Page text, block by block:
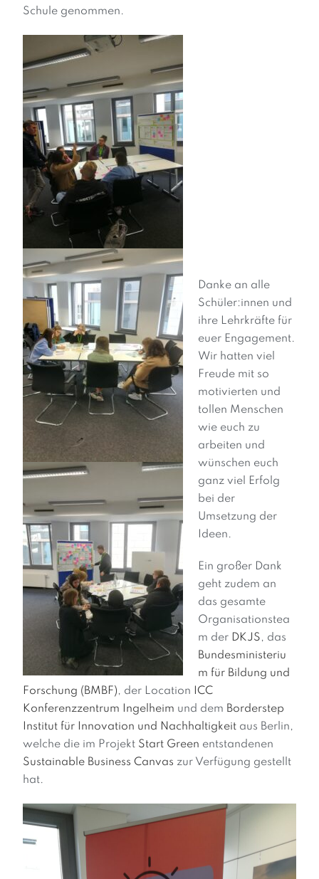
Schule genommen.
Danke an alle
Schüler:innen und
ihre Lehrkräfte für
euer Engagement.
Wir hatten viel
Freude mit so
motivierten und
tollen Menschen
wie euch zu
arbeiten und
wünschen euch
ganz viel Erfolg
bei der
Umsetzung der
Ideen.
Ein großer Dank
geht zudem an
das gesamte
Organisationstea
m der DKJS, das
Bundesministeriu
m für Bildung und
Forschung (BMBF), der Location
ICC
Konferenzzentrum Ingelheim und dem Borderstep
Institut für Innovation und Nachhaltigkeit aus Berlin,
welche die im Projekt Start Green entstandenen
Sustainable Business Canvas zur Verfügung gestellt
hat.